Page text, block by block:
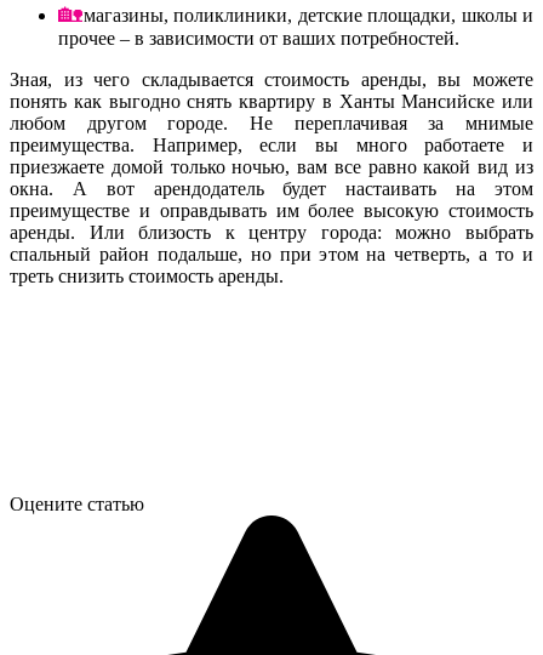
магазины, поликлиники, детские площадки, школы и
прочее – в зависимости от ваших потребностей.
Зная, из чего складывается стоимость аренды, вы можете
понять как выгодно снять квартиру в Ханты Мансийске или
любом другом городе. Не переплачивая за мнимые
преимущества. Например, если вы много работаете и
приезжаете домой только ночью, вам все равно какой вид из
окна. А вот арендодатель будет настаивать на этом
преимуществе и оправдывать им более высокую стоимость
аренды. Или близость к центру города: можно выбрать
спальный район подальше, но при этом на четверть, а то и
треть снизить стоимость аренды.
Оцените статью